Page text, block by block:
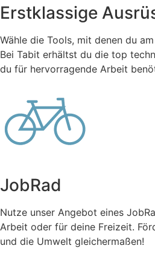
Erstklassige
Wähle die Tools, mit denen du
Bei Tabit erhältst du die top
du für hervorragende Arbeit
JobRad
Nutze unser Angebot eines
Arbeit oder für deine Freizeit.
und die Umwelt gleichermaßen!